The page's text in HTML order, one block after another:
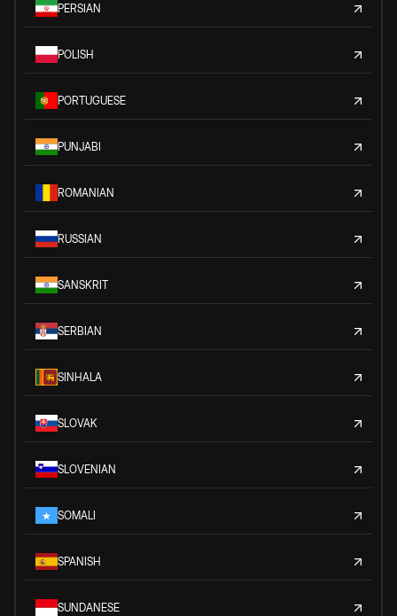
PERSIAN
POLISH
PORTUGUESE
PUNJABI
ROMANIAN
RUSSIAN
SANSKRIT
SERBIAN
SINHALA
SLOVAK
SLOVENIAN
SOMALI
SPANISH
SUNDANESE